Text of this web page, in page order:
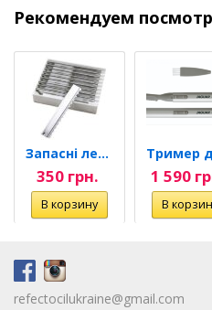
Рекомендуем
Запасні леза для...
350 грн. 1 590
refectocilukraine@gmail.com